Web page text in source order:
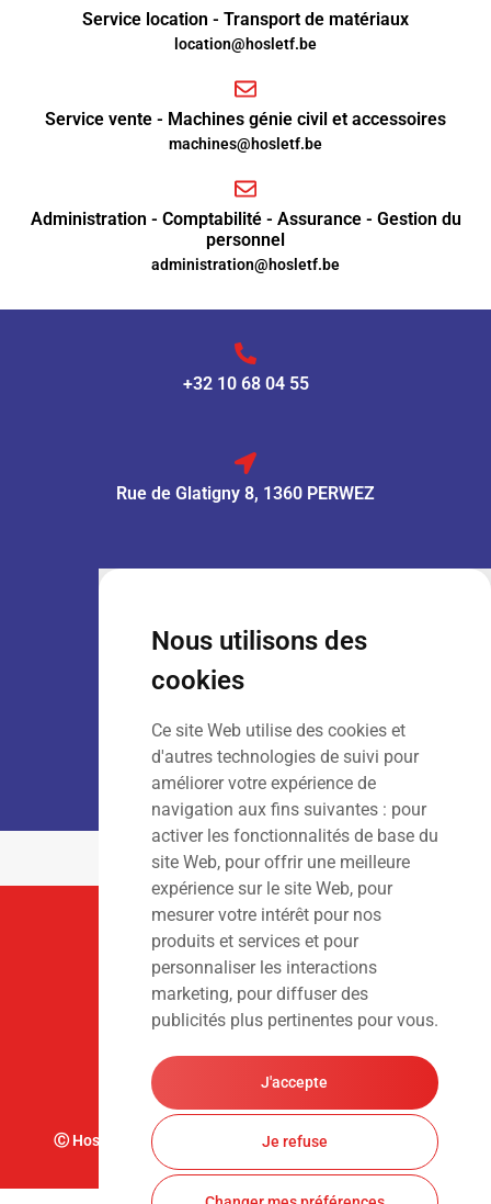
Nous utilisons des
cookies
Ce site Web utilise des cookies et
d'autres technologies de suivi pour
améliorer votre expérience de
navigation aux fins suivantes : pour
activer les fonctionnalités de base du
site Web, pour offrir une meilleure
expérience sur le site Web, pour
mesurer votre intérêt pour nos
produits et services et pour
personnaliser les interactions
marketing, pour diffuser des
publicités plus pertinentes pour vous.
J'accepte
Je refuse
Service location - Transport de matériaux
location@hosletf.be
Service vente - Machines génie civil et accessoires
machines@hosletf.be
Administration - Comptabilité - Assurance - Gestion du
personnel
administration@hosletf.be
+32 10 68 04 55
Rue de Glatigny 8, 1360 PERWEZ
: 9h00 – 13h00
Dim: Fermé
LOCATION :
Lun – Ven: 7h00 – 18h00
Sam – Dim
: Fermé
Suivez-Nous
Ⓒ Hoslet Frédéric S.A. Tous droits réservés. Design par